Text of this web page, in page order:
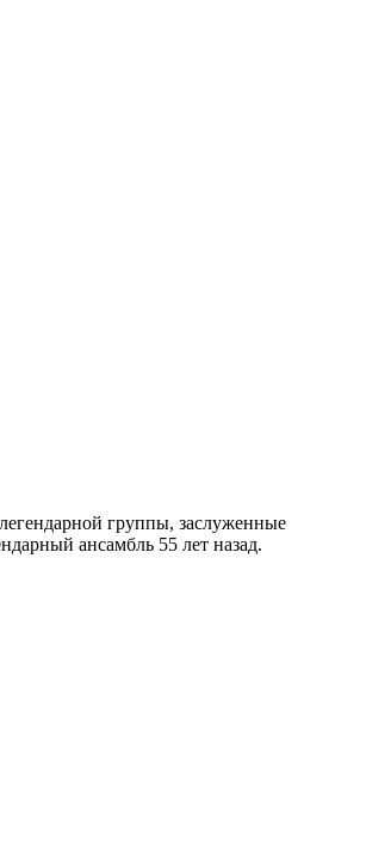
группы, заслуженные
ансамбль 55 лет назад.